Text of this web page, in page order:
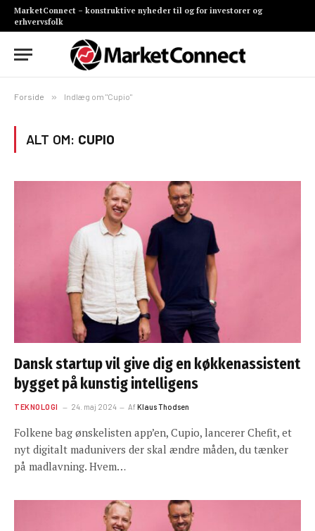
MarketConnect – konstruktive nyheder til og for investorer og
erhvervsfolk
Forside » Indlæg om "Cupio"
ALT OM: CUPIO
Dansk startup vil give dig en køkkenassistent
bygget på kunstig intelligens
TEKNOLOGI 24. maj 2024 AfKlaus Thodsen
Folkene bag ønskelisten app’en, Cupio, lancerer Chefit, et
nyt digitalt madunivers der skal ændre måden, du tænker
på madlavning. Hvem…